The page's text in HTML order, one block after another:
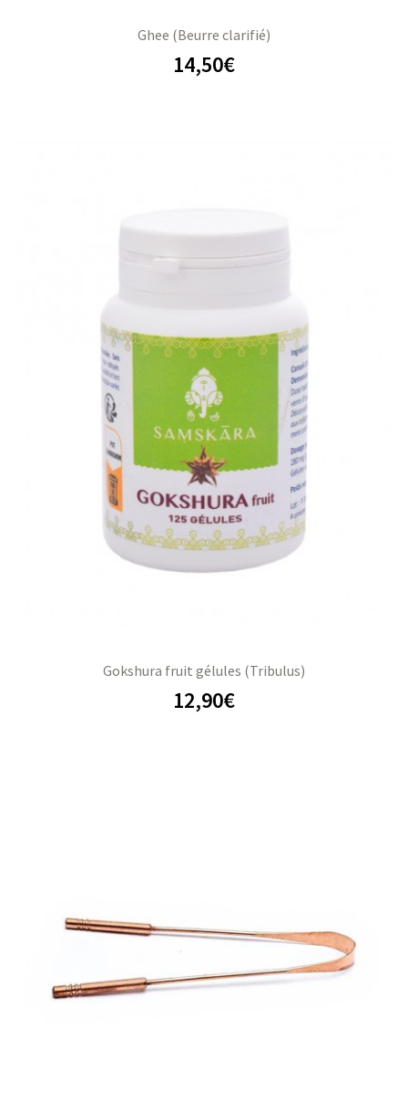
Ghee (Beurre clarifié)
14,50€
Gokshura fruit gélules (Tribulus)
12,90€